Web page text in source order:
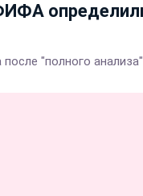
"полного анализа"